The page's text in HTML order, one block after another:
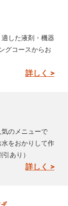
した液剤・機器
グコースからお
詳しく >
のメニューで
をおかりして作
あり）
詳しく >